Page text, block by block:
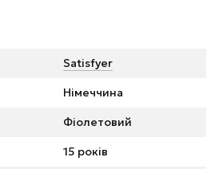
Satisfyer
Німеччина
Фіолетовий
15 років